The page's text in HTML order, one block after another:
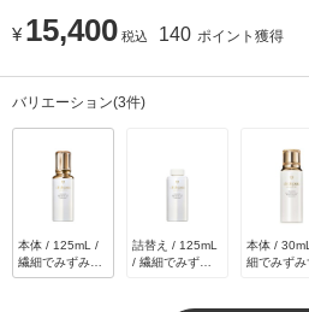
¥ 15,400 税込 140 ポイント獲得
バリエーション(3件)
本体 / 125mL /
繊細でみずみず
しい優美な香り
詰替え / 125mL
/ 繊細でみずみ
本体 /
細でみずみ